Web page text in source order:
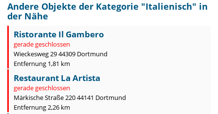
Andere Objekte der Kategorie "Italienisch" in
der Nähe
Ristorante Il Gambero
gerade geschlossen
Wieckesweg 29 44309 Dortmund
Entfernung 1,81 km
Restaurant La Artista
gerade geschlossen
Märkische Straße 220 44141 Dortmund
Entfernung 2,26 km